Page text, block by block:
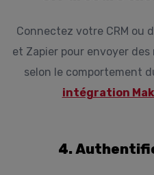
Connectez votre CRM ou
et Zapier pour envoyer des
selon le comportement
intégration
4.